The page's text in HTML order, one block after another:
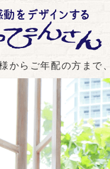
からご年配の方ま